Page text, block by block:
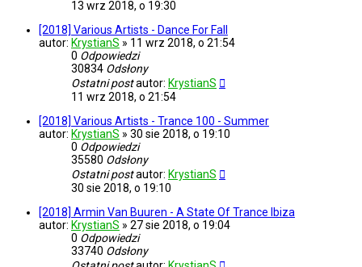
13 wrz 2018, o 19:30
[2018] Various Artists - Dance For Fall
autor: KrystianS » 11 wrz 2018, o 21:54
0 Odpowiedzi
30834 Odsłony
Ostatni postautor: KrystianS
11 wrz 2018, o 21:54
[2018] Various Artists - Trance 100 - Summer
autor: KrystianS » 30 sie 2018, o 19:10
0 Odpowiedzi
35580 Odsłony
Ostatni postautor: KrystianS
30 sie 2018, o 19:10
[2018] Armin Van Buuren - A State Of Trance Ibiza
autor: KrystianS » 27 sie 2018, o 19:04
0 Odpowiedzi
33740 Odsłony